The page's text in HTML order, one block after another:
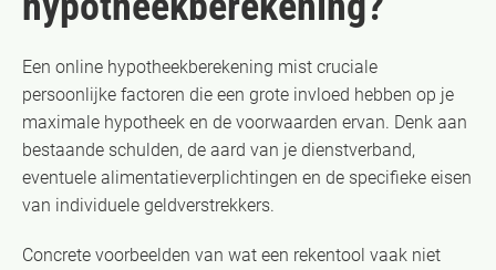
Een online hypotheekberekening mist cruciale
persoonlijke factoren die een grote invloed hebben op je
maximale hypotheek en de voorwaarden ervan. Denk aan
bestaande schulden, de aard van je dienstverband,
eventuele alimentatieverplichtingen en de specifieke eisen
van individuele geldverstrekkers.
Concrete voorbeelden van wat een rekentool vaak niet